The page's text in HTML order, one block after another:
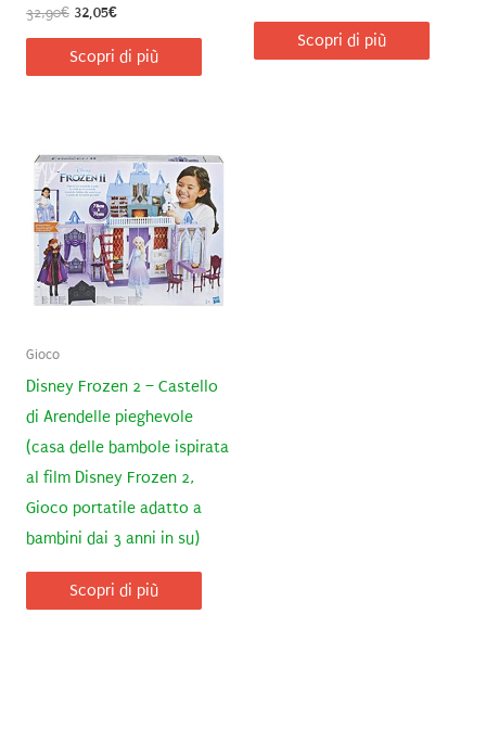
32,90€ Il
originale
32,05€Il
attuale
Scopri di più
Scopri di più
Gioco
Disney Frozen 2 – Castello
di Arendelle pieghevole
(casa delle bambole ispirata
al film Disney Frozen 2,
Gioco portatile adatto a
bambini dai 3 anni in su)
Scopri di più